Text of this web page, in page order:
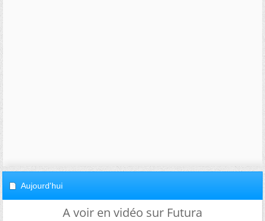
Aujourd'hui
A voir en vidéo sur Futura